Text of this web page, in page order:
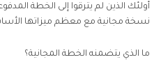
نسخة مجانية مع معظم ميزاتها
ما الذي يتضمنه الخطة المجانية؟